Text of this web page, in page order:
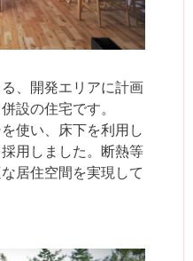
、開発エリアに計画
設の住宅です。
使い、床下を利用し
用しました。断熱等
居住空間を実現して